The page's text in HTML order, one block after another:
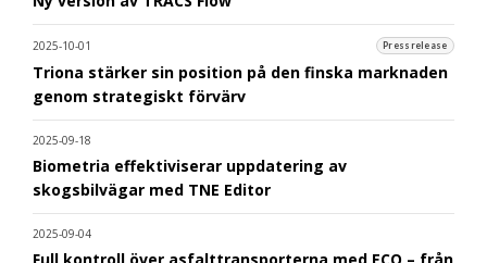
2025-10-01 Pressrelease
Triona stärker sin position på den finska marknaden
genom strategiskt förvärv
2025-09-18
Biometria effektiviserar uppdatering av
skogsbilvägar med TNE Editor
2025-09-04
Full kontroll över asfalttransporterna med ECO – från